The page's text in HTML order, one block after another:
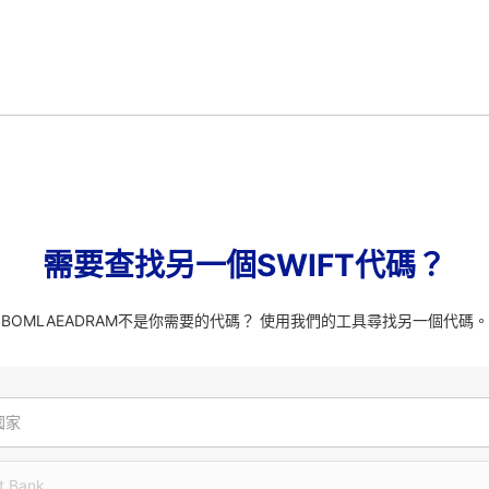
需要查找另一個SWIFT代碼？
BOMLAEADRAM不是你需要的代碼？ 使用我們的工具尋找另一個代碼。
家
Bank